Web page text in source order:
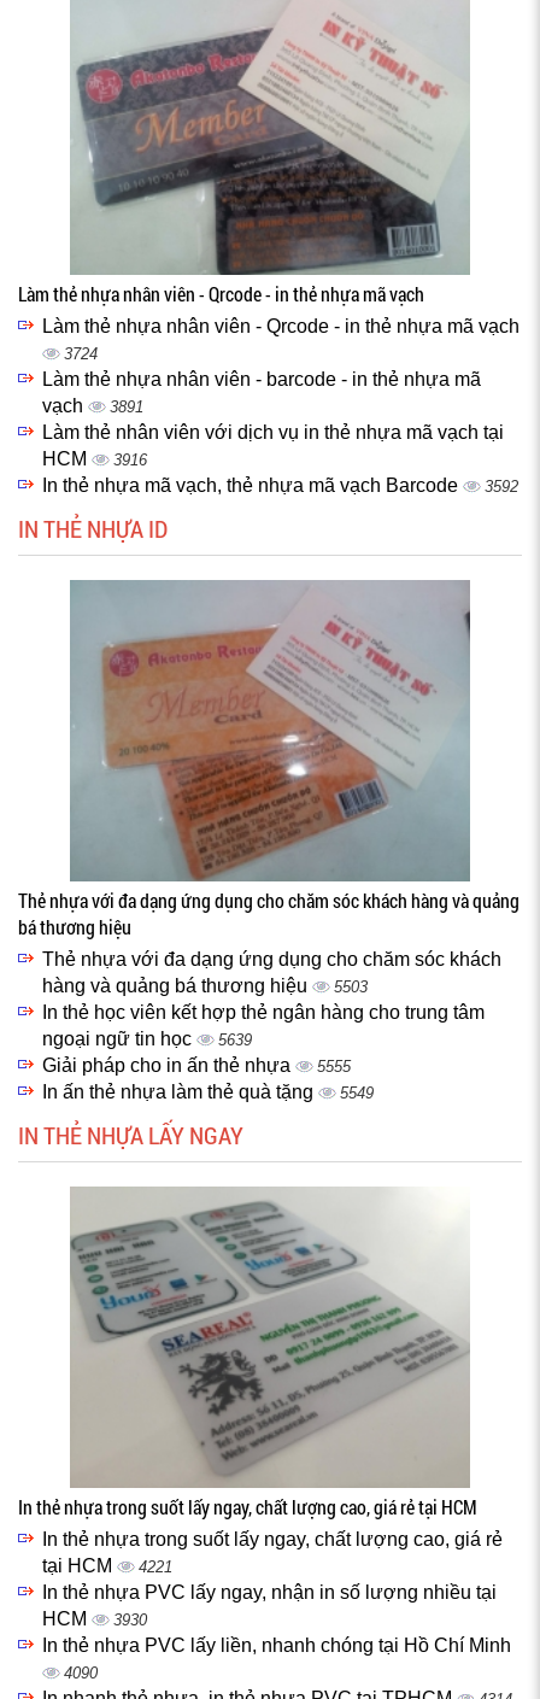
Làm thẻ nhựa nhân viên - Qrcode - in thẻ nhựa mã vạch
Làm thẻ nhựa nhân viên - Qrcode - in thẻ nhựa mã vạch
3724
Làm thẻ nhựa nhân viên - barcode - in thẻ nhựa mã
vạch
3891
Làm thẻ nhân viên với dịch vụ in thẻ nhựa mã vạch tại
HCM
3916
In thẻ nhựa mã vạch, thẻ nhựa mã vạch Barcode 3592
IN THẺ NHỰA ID
Thẻ nhựa với đa dạng ứng dụng cho chăm sóc khách hàng và quảng
bá thương hiệu
Thẻ nhựa với đa dạng ứng dụng cho chăm sóc khách
hàng và quảng bá thương hiệu
5503
In thẻ học viên kết hợp thẻ ngân hàng cho trung tâm
ngoại ngữ tin học
5639
Giải pháp cho in ấn thẻ nhựa 5555
In ấn thẻ nhựa làm thẻ quà tặng 5549
IN THẺ NHỰA LẤY NGAY
In thẻ nhựa trong suốt lấy ngay, chất lượng cao, giá rẻ tại HCM
In thẻ nhựa trong suốt lấy ngay, chất lượng cao, giá rẻ
tại HCM
4221
In thẻ nhựa PVC lấy ngay, nhận in số lượng nhiều tại
HCM
3930
In thẻ nhựa PVC lấy liền, nhanh chóng tại Hồ Chí Minh
4090